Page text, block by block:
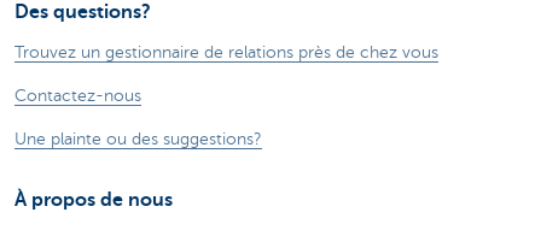
Des questions?
Trouvez un gestionnaire de relations près de chez vous
Contactez-nous
Une plainte ou des suggestions?
À propos de nous